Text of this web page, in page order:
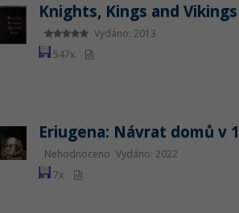
Knights, Kings and Vikings
Vydáno: 2013
547x
Eriugena: Návrat domů v 1
Nehodnoceno Vydáno: 2022
7x